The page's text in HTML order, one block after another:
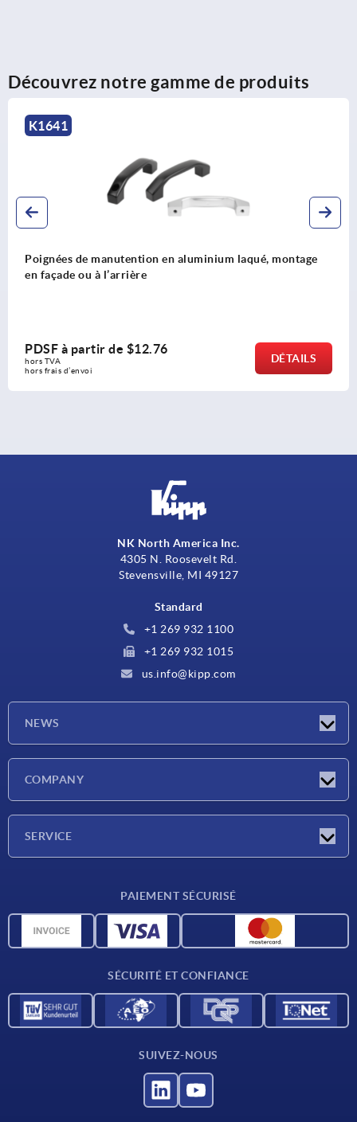
Découvrez notre gamme de produits
K1641
Poignées de manutention en aluminium laqué, montage
en façade ou à l’arrière
PDSF à partir de $12.76
hors TVA
hors frais d’envoi
DÉTAILS
NK North America Inc.
4305 N. Roosevelt Rd.
Stevensville, MI 49127
Standard
+1 269 932 1100
+1 269 932 1015
us.info@kipp.com
NEWS
COMPANY
SERVICE
Matériaux
PAIEMENT SÉCURISÉ
SÉCURITÉ ET CONFIANCE
SUIVEZ-NOUS